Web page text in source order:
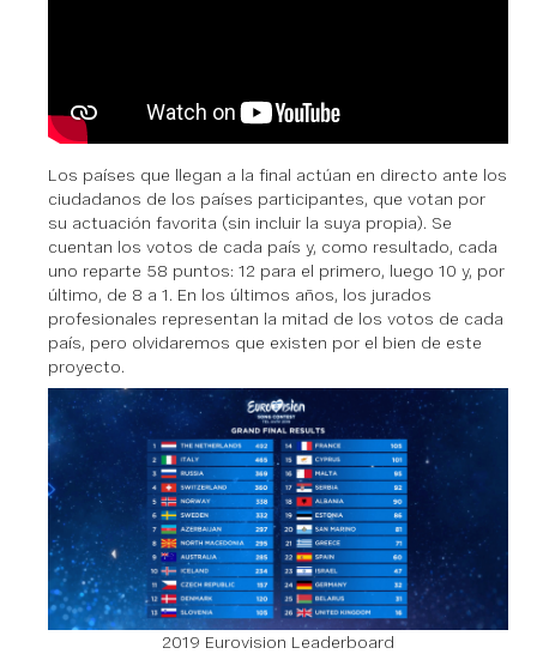
Los países que llegan a la final actúan en directo ante los
ciudadanos de los países participantes, que votan por
su actuación favorita (sin incluir la suya propia). Se
cuentan los votos de cada país y, como resultado, cada
uno reparte 58 puntos: 12 para el primero, luego 10 y, por
último, de 8 a 1. En los últimos años, los jurados
profesionales representan la mitad de los votos de cada
país, pero olvidaremos que existen por el bien de este
proyecto.
2019 Eurovision Leaderboard